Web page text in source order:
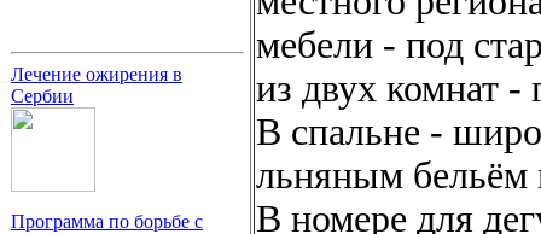
Лечение ожирения в
Сербии
Программа по борьбе с
мебели - под
из двух комнат -
В спальне -
льняным бельём
В номере для